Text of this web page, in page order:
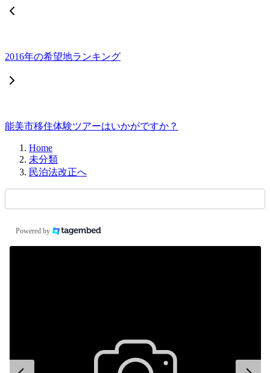
2016年の希望地ランキング
能美市移住体験ツアーはいかがですか？
Home
未分類
民泊法改正へ
Powered by